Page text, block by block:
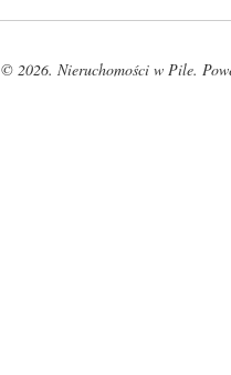
© 2026. Nieruchomości w Pile.